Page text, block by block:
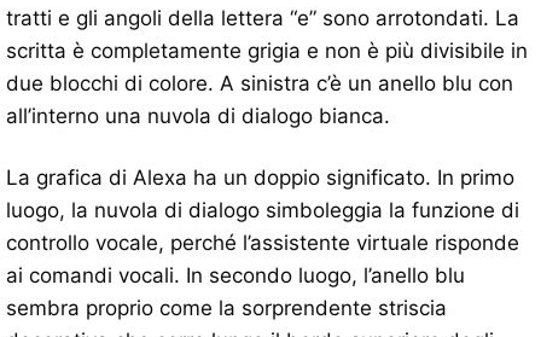
tratti e gli angoli della lettera “e” sono arrotondati. La
scritta è completamente grigia e non è più divisibile in
due blocchi di colore. A sinistra c’è un anello blu con
all’interno una nuvola di dialogo bianca.
La grafica di Alexa ha un doppio significato. In primo
luogo, la nuvola di dialogo simboleggia la funzione di
controllo vocale, perché l’assistente virtuale risponde
ai comandi vocali. In secondo luogo, l’anello blu
sembra proprio come la sorprendente striscia